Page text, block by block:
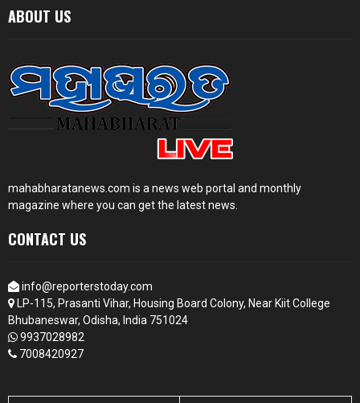
ABOUT US
mahabharatanews.com is a news web portal and monthly
magazine where you can get the latest news.
CONTACT US
info@reporterstoday.com
LP-115, Prasanti Vihar, Housing Board Colony, Near Kiit College
Bhubaneswar, Odisha, India 751024
9937028982
7008420927